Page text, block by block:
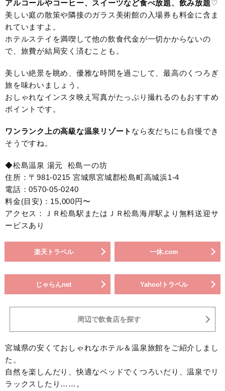
アルコールやコーヒー、スイーツなど食べ放題、飲み放題♡
美しい庭の散策や隣接のガラス美術館の入場券も料金に含ま
れていますよ。
ホテルステイを満喫して他の飲食代金が一切かからないの
で、旅費が結局安く済むことも。
美しい絶景を眺め、優雅な時間を過ごして、最高のくつろぎ
旅を味わいましょう。
おしゃれなインスタ映え写真がたっぷり撮れるのもおすすめ
ポイントです。
ワンランク上の高級な温泉リゾート なら友だちにも自慢でき
そうですね。
◆松島温泉 湯元 松島一の坊
住所：〒981-0215 宮城県宮城郡松島町高城浜1-4
電話：0570-05-0240
料金(目安)：15,000円〜
アクセス：ＪＲ松島駅またはＪＲ松島海岸駅より無料送迎サ
ービスあり
楽天トラベル 一休.com
じゃらんnet Yahoo!トラベル
周辺で飲食店を探す
宮城県の安くておしゃれなホテル＆温泉旅館をご紹介しまし
た。
自然を楽しんだり、快適なベッドでくつろいだり、温泉でリ
ラックスしたり……。